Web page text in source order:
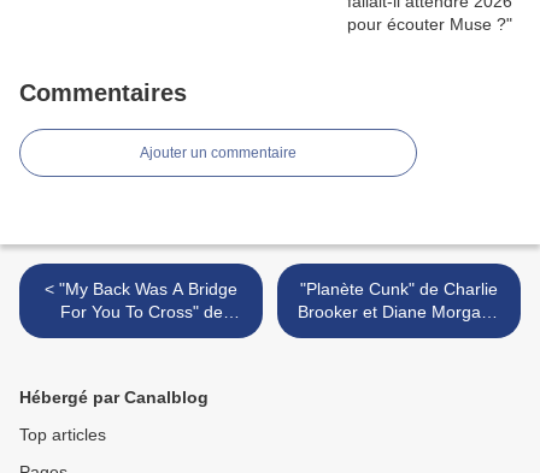
Commentaires
Ajouter un commentaire
< "My Back Was A Bridge
For You To Cross" de
Anonhi & The Johnsons :
avenir…
"Planète Cunk" de Charlie
Brooker et Diane Morgan :
à pleurer de rire ou à
Hébergé par Canalblog
Top articles